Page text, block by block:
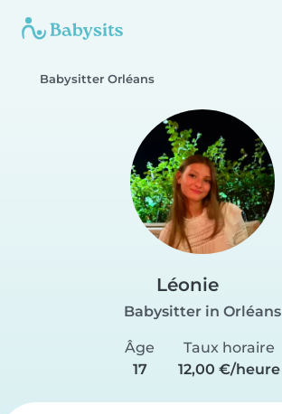
Babysitter Orléans
Léonie
Babysitter in Orléans
Âge
17
Taux horaire
12,00 €/heure